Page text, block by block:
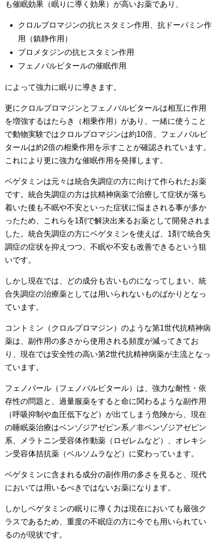
も催眠効果（眠りに導く効果）が高いお薬であり、
クロルプロマジンの抗ヒスタミン作用、抗ドーパミン作
用（鎮静作用）
プロメタジンの抗ヒスタミン作用
フェノバルビタールの催眠作用
によって強力に眠りに導きます。
更にクロルプロマジンとフェノバルビタールは相互に作用
を増強するはたらき（相乗作用）があり、一緒に使うこと
で動物実験ではクロルプロマジンは約10倍、フェノバルビ
タールは約2倍の相乗作用を示すことが確認されています。
これにより更に強力な催眠作用を発揮します。
ベゲタミンは元々は統合失調症の方に向けて作られたお薬
です。統合失調症の方は抗精神病薬で治療して症状が落ち
着いた後も不眠や不安といった症状に悩まされる事が多か
ったため、これらを1剤で解決出来るお薬として開発されま
した。統合失調症の方にベゲタミンを使えば、1剤で統合失
調症の症状を抑えつつ、不眠や不安も改善できるという狙
いです。
しかし現在では、どの成分も古いものになってしまい、統
合失調症の治療薬としては用いられないものばかりとなっ
ています。
コントミン（クロルプロマジン）のような第1世代抗精神病
薬は、副作用の多さから使用される頻度が減ってきてお
り、現在では安全性の高い第2世代抗精神病薬が主流となっ
ています。
フェノバール（フェノバルビタール）は、強力な耐性・依
存性の問題と、過量服薬をすると命に関わるような副作用
（呼吸抑制や血圧低下など）が出てしまう危険から、現在
の睡眠薬治療はベンゾジアゼピン系／非ベンゾジアゼピン
系、メラトニン受容体作動薬（ロゼレムなど）、オレキシ
ン受容体拮抗薬（ベルソムラなど）に変わっています。
ベゲタミンに含まれる成分の副作用の多さを見ると、現代
においては用いるべきではないお薬になります。
しかしベゲタミンの眠りに導く力は現在においても最強ク
ラスであるため、重度の不眠症の方に今でも用いられてい
るのが現状です。